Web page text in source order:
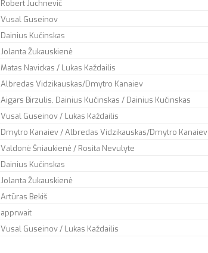
Robert Juchnevič
Vusal Guseinov
Dainius Kučinskas
Jolanta Žukauskienė
Matas Navickas / Lukas Každailis
Albredas Vidzikauskas/Dmytro Kanaiev
Aigars Birzulis, Dainius Kučinskas / Dainius Kučinskas
Vusal Guseinov / Lukas Každailis
Dmytro Kanaiev / Albredas Vidzikauskas/Dmytro Kanaiev
Valdonė Šniaukienė / Rosita Nevulyte
Dainius Kučinskas
Jolanta Žukauskienė
Artūras Bekiš
apprwait
Vusal Guseinov / Lukas Každailis